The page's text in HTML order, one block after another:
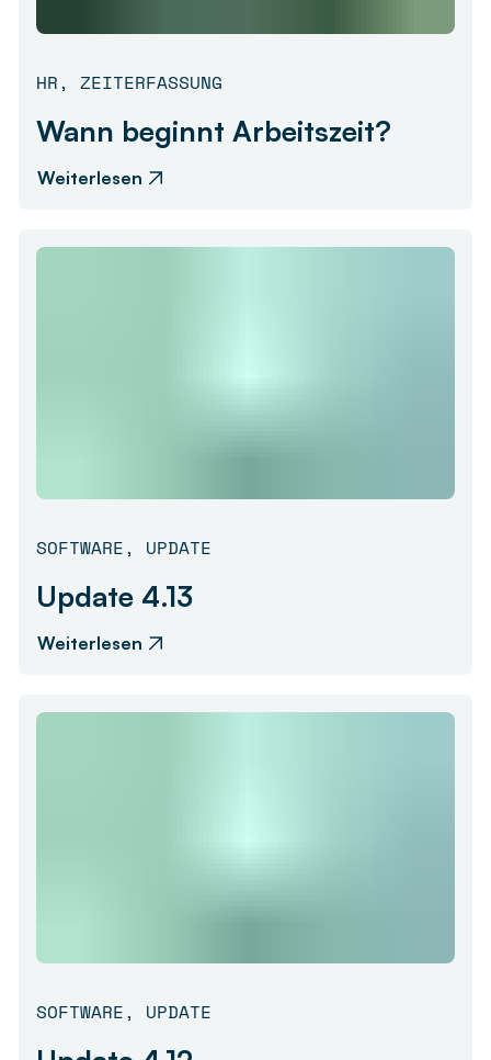
HR, ZEITERFASSUNG
Wann beginnt Arbeitszeit?
Weiterlesen
SOFTWARE, UPDATE
Update 4.13
Weiterlesen
SOFTWARE, UPDATE